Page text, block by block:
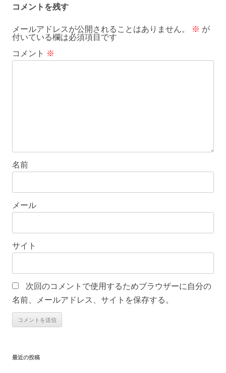
コメントを残す
メールアドレスが公開されることはありません。
※ が
付いている欄は必須項目です
コメント ※
名前
メール
サイト
次回のコメントで使用するためブラウザーに自分の
名前、メールアドレス、サイトを保存する。
最近の投稿